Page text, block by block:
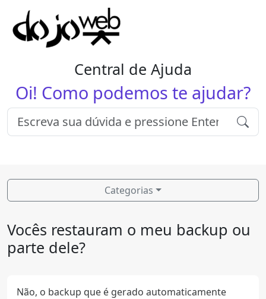
Central de Ajuda
Oi! Como podemos te ajudar?
Categorias
Vocês restauram o meu backup ou
parte dele?
Não, o backup que é gerado automaticamente